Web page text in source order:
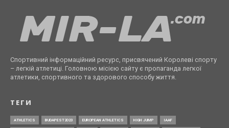
Спортивний інформаційний ресурс, присвячений Королеві спорту
– легкій атлетиці. Головною місією сайту є пропаганда легкої
атлетики, спортивного та здорового способу життя.
ТЕГИ
ATHLETICS BUDAPEST2023 EUROPEAN ATHLETICS HIGH JUMP IAAF